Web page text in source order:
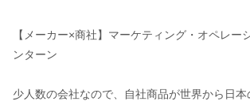
【メーカー×商社】マーケティング・オペレー
ンターン
少人数の会社なので、自社商品が世界から日